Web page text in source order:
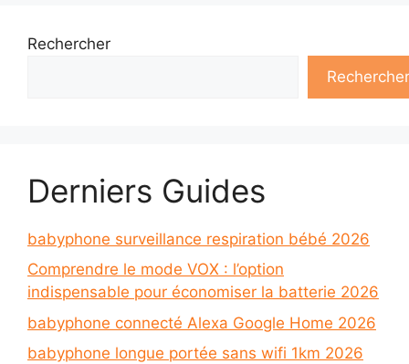
Rechercher
Rechercher
Derniers Guides
babyphone surveillance respiration bébé 2026
Comprendre le mode VOX : l’option
indispensable pour économiser la batterie 2026
babyphone connecté Alexa Google Home 2026
babyphone longue portée sans wifi 1km 2026